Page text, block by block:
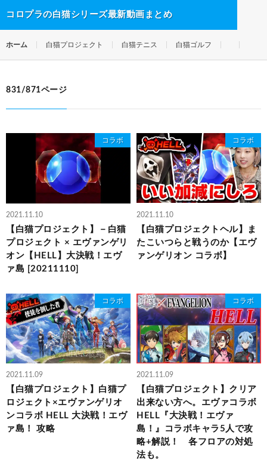
コロプラの白猫シリーズ最新動画まとめ
ホーム 白猫プロジェクト 白猫テニス 白猫ゴルフ
831/871ページ
コラボ
2021.11.10
【白猫プロジェクト】－白猫
プロジェクト × エヴァンゲリ
オン【HELL】大決戦！エヴ
ァ島 [20211110]
コラボ
2021.11.10
【白猫プロジェクトヘル】ま
たこいつらと戦うのか【エヴ
ァンゲリオン コラボ】
コラボ
2021.11.09
【白猫プロジェクト】白猫プ
ロジェクト×エヴァンゲリオ
ンコラボ HELL 大決戦！エヴ
ァ島！ 攻略
コラボ
2021.11.09
【白猫プロジェクト】クリア
出来ない方へ。エヴァコラボ
HELL『大決戦！エヴァ
島！』コラボキャラ5人で攻
略+解説！ 各フロアの対処
法も。